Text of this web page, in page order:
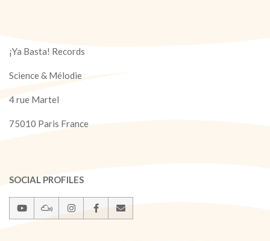
¡Ya Basta! Records
Science & Mélodie
4 rue Martel
75010 Paris France
SOCIAL PROFILES